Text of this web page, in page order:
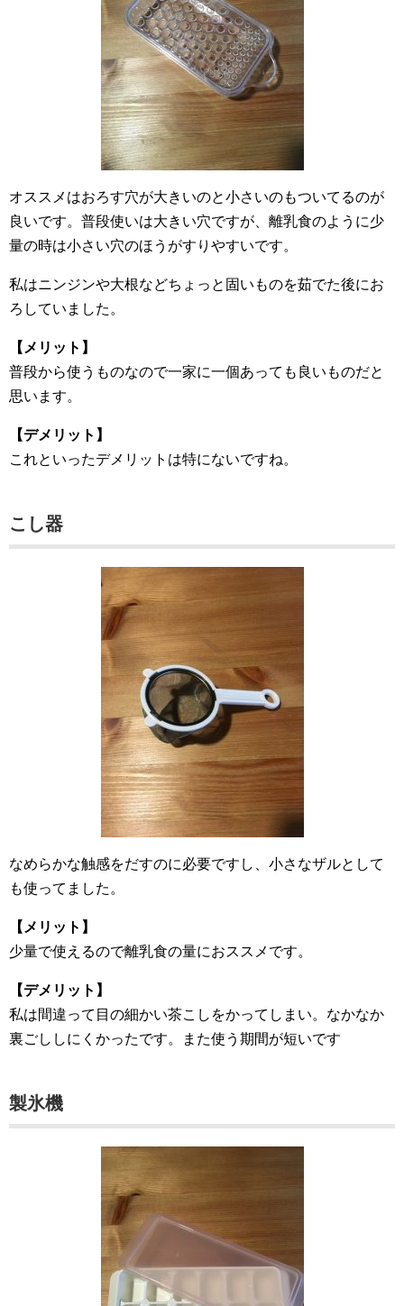
オススメはおろす穴が大きいのと小さいのもついてるのが
良いです。普段使いは大きい穴ですが、離乳食のように少
量の時は小さい穴のほうがすりやすいです。
私はニンジンや大根などちょっと固いものを茹でた後にお
ろしていました。
【メリット】
普段から使うものなので一家に一個あっても良いものだと
思います。
【デメリット】
これといったデメリットは特にないですね。
こし器
なめらかな触感をだすのに必要ですし、小さなザルとして
も使ってました。
【メリット】
少量で使えるので離乳食の量におススメです。
【デメリット】
私は間違って目の細かい茶こしをかってしまい。なかなか
裏ごししにくかったです。また使う期間が短いです
製氷機